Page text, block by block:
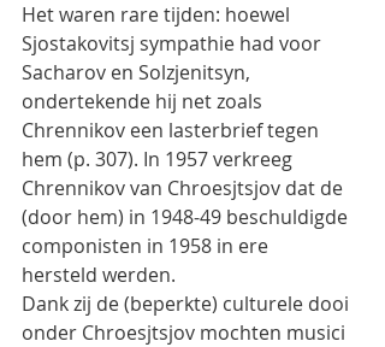
Het waren rare tijden: hoewel
Sjostakovitsj sympathie had voor
Sacharov en Solzjenitsyn,
ondertekende hij net zoals
Chrennikov een lasterbrief tegen
hem (p. 307). In 1957 verkreeg
Chrennikov van Chroesjtsjov dat de
(door hem) in 1948-49 beschuldigde
componisten in 1958 in ere
hersteld werden.
Dank zij de (beperkte) culturele dooi
onder Chroesjtsjov mochten musici